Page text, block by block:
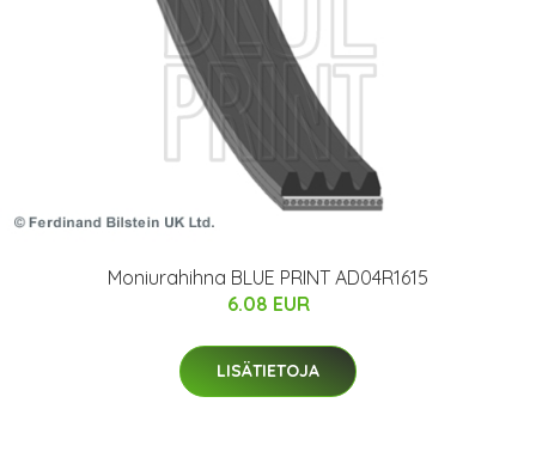
Moniurahihna BLUE PRINT AD04R1615
6.08 EUR
LISÄTIETOJA